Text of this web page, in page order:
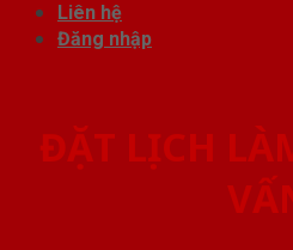
Liên hệ
Đăng nhập
ĐẶT LỊCH